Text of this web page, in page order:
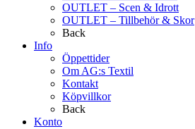
OUTLET – Scen & Idrott
OUTLET – Tillbehör & Skor
Back
Info
Öppettider
Om AG:s Textil
Kontakt
Köpvillkor
Back
Konto